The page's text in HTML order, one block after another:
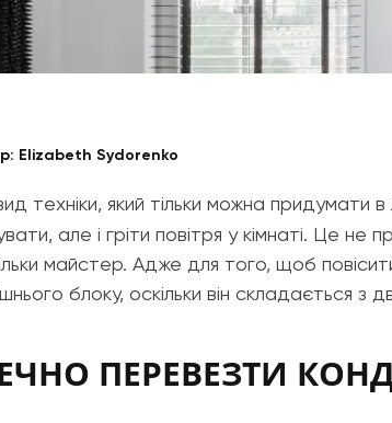
Elizabeth Sydorenko
техніки, який тільки можна
але і гріти повітря у кімнаті. Це
майстер. Адже для того, щоб
блоку, оскільки він складається з
ПЕРЕВЕЗТИ